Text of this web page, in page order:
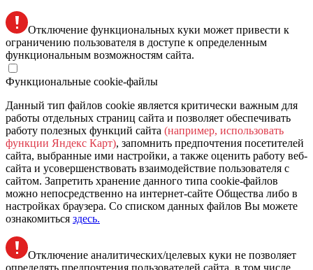
Отключение функциональных куки может привести к
ограничению пользователя в доступе к определенным
функциональным возможностям сайта.
Функциональные cookie-файлы
Данный тип файлов cookie является критически важным для
работы отдельных страниц сайта и позволяет обеспечивать
работу полезных функций сайта (например, использовать
функции Яндекс Карт), запомнить предпочтения посетителей
сайта, выбранные ими настройки, а также оценить работу веб-
сайта и усовершенствовать взаимодействие пользователя с
сайтом. Запретить хранение данного типа cookie-файлов
можно непосредственно на интернет-сайте Общества либо в
настройках браузера. Со списком данных файлов Вы можете
ознакомиться здесь.
Отключение аналитических/целевых куки не позволяет
определять предпочтения пользователей сайта, в том числе